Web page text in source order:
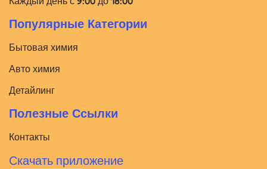
Популярные Категории
Бытовая химия
Авто химия
Детайлинг
Полезные Ссылки
Контакты
Скачать приложение